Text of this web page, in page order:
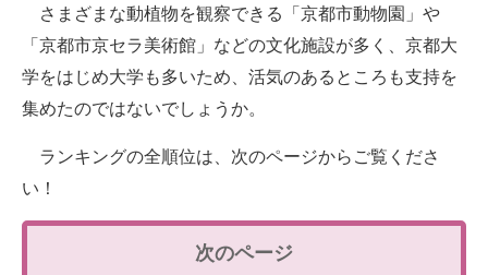
さまざまな動植物を観察できる「京都市動物園」や
「京都市京セラ美術館」などの文化施設が多く、京都大
学をはじめ大学も多いため、活気のあるところも支持を
集めたのではないでしょうか。
ランキングの全順位は、次のページからご覧くださ
い！